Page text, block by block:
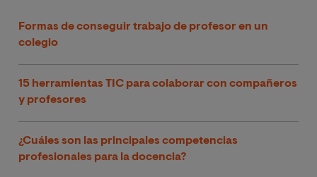
Formas de conseguir trabajo de profesor en un
colegio
15 herramientas TIC para colaborar con compañeros
y profesores
¿Cuáles son las principales competencias
profesionales para la docencia?